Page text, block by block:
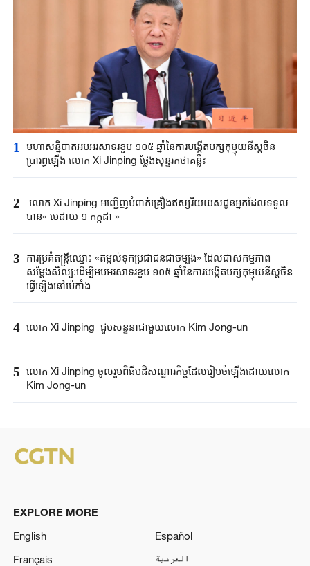
1 មហាសន្និបាតអបអរសាទរខួប ១០៥ ឆ្នាំនៃការបង្កើតបក្សកុម្មុយនីស្តចិន
ប្រារព្ធឡើង លោក Xi Jinping ថ្លែងសុន្ទរកថាគន្លឹះ
2
លោក Xi Jinping អញ្ជើញបំពាក់គ្រឿងឥស្សរិយយសជូន​អ្នកដែលទទួល
បាន« មេដាយ ១ កក្កដា »
3
ការប្រគំតន្ត្រីឈ្មោះ «តម្កល់ទុកប្រជាជនជាចម្បង» ដែលជាសកម្មភាព
សម្តែងសិល្បៈដើម្បីអបអរសាទរខួប ១០៥ ឆ្នាំនៃការបង្កើតបក្សកុម្មុយនីស្តចិន
ធ្វើឡើងនៅប៉េកាំង
4 លោក Xi Jinping ជួបសន្ទនាជាមួយ​​លោក Kim Jong-un
5 លោក Xi Jinping ចូលរួមពិធីបដិសណ្ឋារកិច្ច​​ដែលរៀបចំឡើង​ដោយលោក
Kim Jong-un
EXPLORE MORE
English
Español
Français
العربية